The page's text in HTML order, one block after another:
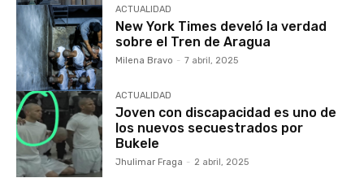
ACTUALIDAD
New York Times develó la verdad
sobre el Tren de Aragua
Milena Bravo - 7 abril, 2025
ACTUALIDAD
Joven con discapacidad es uno de
los nuevos secuestrados por
Bukele
Jhulimar Fraga - 2 abril, 2025